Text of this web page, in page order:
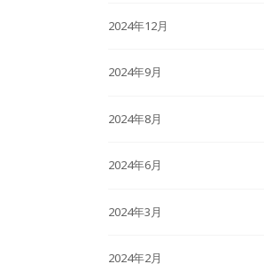
2024年12月
2024年9月
2024年8月
2024年6月
2024年3月
2024年2月